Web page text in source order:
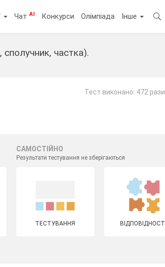
ЧатAI Конкурси Олімпіада Інше
частка).
Тест виконано: 472 рази
САМОСТІЙНО
Результати тестування не зберігаються
ТЕСТУВАННЯ ВІДПОВІДНОСТІ